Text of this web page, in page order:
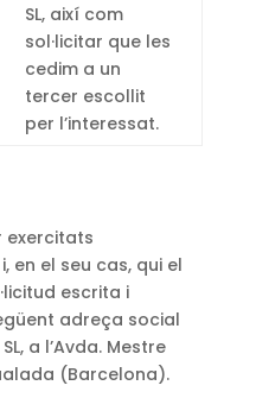
SL, així com
sol·licitar que les
cedim a un
tercer escollit
per l’interessat.
exercitats
en el seu cas, qui el
escrita i
adreça social
a l’Avda. Mestre
(Barcelona).